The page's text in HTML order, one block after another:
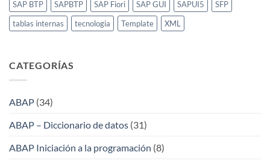
SAP BTP SAPBTP SAP Fiori SAP GUI SAPUI5
SFP
tablas internas
tecnologia Template XML
CATEGORÍAS
ABAP (34)
ABAP – Diccionario de datos (31)
ABAP Iniciación a la programación (8)